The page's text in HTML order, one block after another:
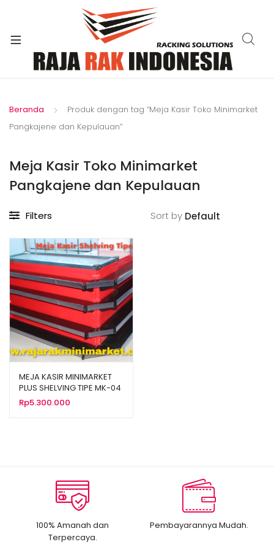
Beranda
Produk dengan tag “Meja Kasir Toko Minimarket
Pangkajene dan Kepulauan”
Meja Kasir Toko Minimarket
Pangkajene dan Kepulauan
Filters Sort by
MEJA KASIR MINIMARKET
PLUS SHELVING TIPE MK-04
Rp5.300.000
100% Amanah dan
Terpercaya.
Pembayarannya Mudah.